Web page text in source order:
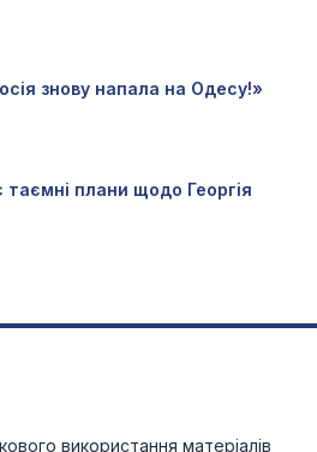
знову напала на Одесу!»
плани щодо Георгія
використання матеріалів